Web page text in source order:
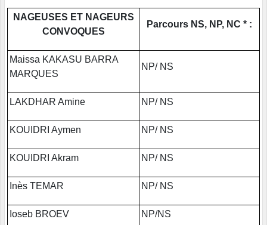
NAGEUSES ET NAGEURS
CONVOQUES
Parcours NS, NP, NC * :
Maissa KAKASU BARRA
MARQUES
NP/ NS
LAKDHAR Amine NP/ NS
KOUIDRI Aymen NP/ NS
KOUIDRI Akram NP/ NS
Inès TEMAR NP/ NS
Ioseb BROEV NP/NS